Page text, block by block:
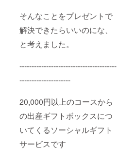
そんなことをプレゼントで
解決できたらいいのにな、
と考えました。
----------------------------------------
---------------------
20,000円以上のコースから
の出産ギフトボックスにつ
いてくるソーシャルギフト
サービスです